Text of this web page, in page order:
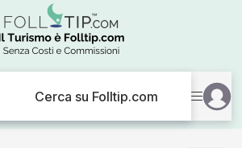
Cerca su Folltip.com